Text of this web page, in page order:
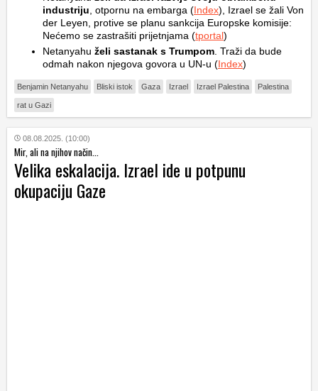
industriju , otpornu na embarga (Index), Izrael se žali Von
der Leyen, protive se planu sankcija Europske komisije:
Nećemo se zastrašiti prijetnjama (tportal)
Netanyahu želi sastanak s Trumpom . Traži da bude
odmah nakon njegova govora u UN-u (Index)
Benjamin Netanyahu Bliski istok Gaza Izrael Izrael Palestina Palestina
rat u Gazi
08.08.2025. (10:00)
Mir, ali na njihov način...
Velika eskalacija. Izrael ide u potpunu
okupaciju Gaze